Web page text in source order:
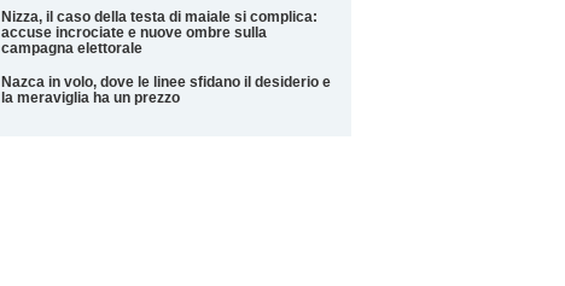
Nizza, il caso della testa di maiale si complica:
accuse incrociate e nuove ombre sulla
campagna elettorale
Nazca in volo, dove le linee sfidano il desiderio e
la meraviglia ha un prezzo